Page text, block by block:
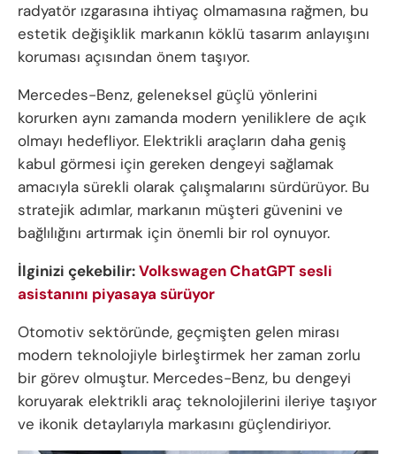
radyatör ızgarasına ihtiyaç olmamasına rağmen, bu
estetik değişiklik markanın köklü tasarım anlayışını
koruması açısından önem taşıyor.
Mercedes-Benz, geleneksel güçlü yönlerini
korurken aynı zamanda modern yeniliklere de açık
olmayı hedefliyor. Elektrikli araçların daha geniş
kabul görmesi için gereken dengeyi sağlamak
amacıyla sürekli olarak çalışmalarını sürdürüyor. Bu
stratejik adımlar, markanın müşteri güvenini ve
bağlılığını artırmak için önemli bir rol oynuyor.
İlginizi çekebilir:Volkswagen ChatGPT sesli
asistanını piyasaya sürüyor
Otomotiv sektöründe, geçmişten gelen mirası
modern teknolojiyle birleştirmek her zaman zorlu
bir görev olmuştur. Mercedes-Benz, bu dengeyi
koruyarak elektrikli araç teknolojilerini ileriye taşıyor
ve ikonik detaylarıyla markasını güçlendiriyor.